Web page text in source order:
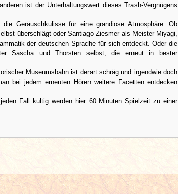
ist der Unterhaltungswert dieses Trash-Vergnügens
Geräuschkulisse für eine grandiose Atmosphäre. Ob
überschlägt oder Santiago Ziesmer als Meister Miyagi,
der deutschen Sprache für sich entdeckt. Oder die
Sascha und Thorsten selbst, die erneut in bester
Museumsbahn ist derart schräg und irgendwie doch
bei jedem erneuten Hören weitere Facetten entdecken
Fall kultig werden hier 60 Minuten Spielzeit zu einer